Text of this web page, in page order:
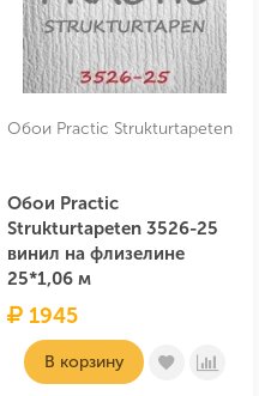
Обои Practic Strukturtapeten
Обои Practic
Strukturtapeten 3526-25
винил на флизелине
25*1,06 м
1945
В корзину